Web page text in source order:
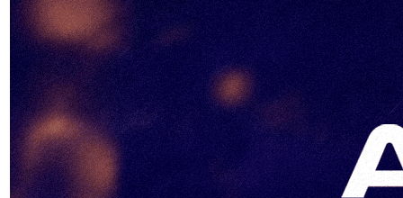
Viernes 21 de Agosto
Radisson Montevideo Victoria Plaza Hotel